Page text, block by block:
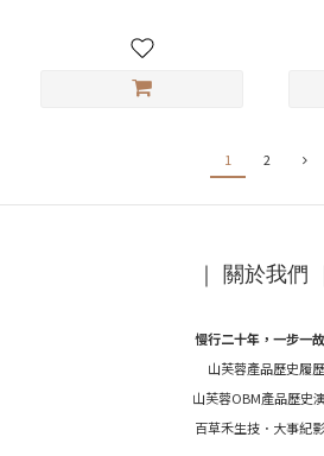
1 2
｜ 關於我們
慢行二十年，一步一
山芙蓉產品歷史履歷
山芙蓉OBM產品歷史
百草禾生技．大事紀